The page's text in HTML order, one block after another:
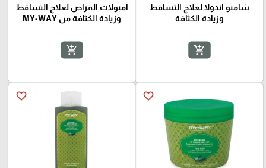
شامبو اندولا لعلاج التساقط
وزيادة الكثافة
add_shopping_cart
امبولات القراص لعلاج التساقط
وزيادة الكثافة من MY-WAY
add_shopping_cart
favorite_border
favorite_border